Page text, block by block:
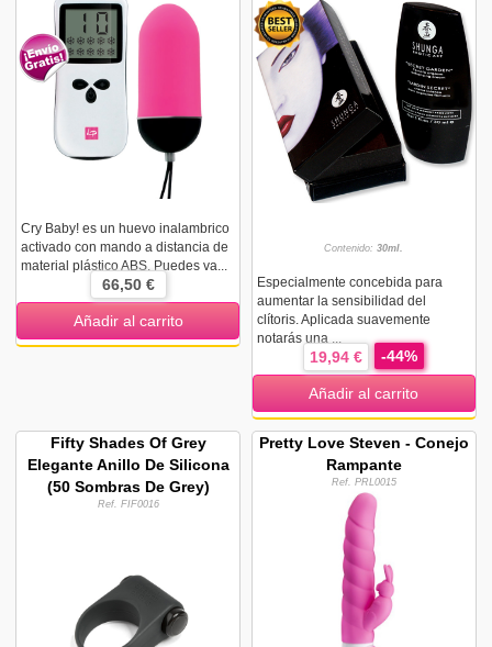
Cry Baby! es un huevo inalambrico
activado con mando a distancia de
material plástico ABS. Puedes va...
66,50 €
Añadir al carrito
Contenido:30ml.
Especialmente concebida para
aumentar la sensibilidad del
clítoris. Aplicada suavemente
notarás una ...
19,94 € -44%
Añadir al carrito
Fifty Shades Of Grey
Elegante Anillo De Silicona
(50 Sombras De Grey)
Ref. FIF0016
Pretty Love Steven - Conejo
Rampante
Ref. PRL0015